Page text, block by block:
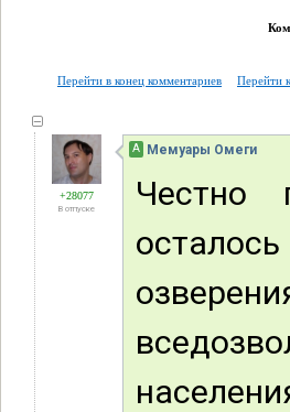
Перейти в конец комментариев Перейти
+28077
В отпуске
А Мемуары Омеги
Честно